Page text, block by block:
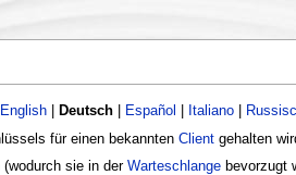
English| Deutsch| Español Italiano|
für einen bekannten Clientgehalten
sie in der Warteschlangebevorzugt